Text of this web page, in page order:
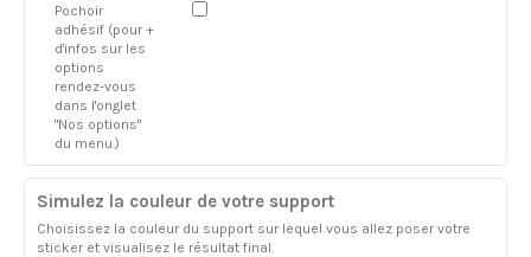
Pochoir
adhésif (pour +
d'infos sur les
options
rendez-vous
dans l'onglet
"Nos options"
du menu.)
Simulez la couleur de votre support
Choisissez la couleur du support sur lequel vous allez poser votre
sticker et visualisez le résultat final.